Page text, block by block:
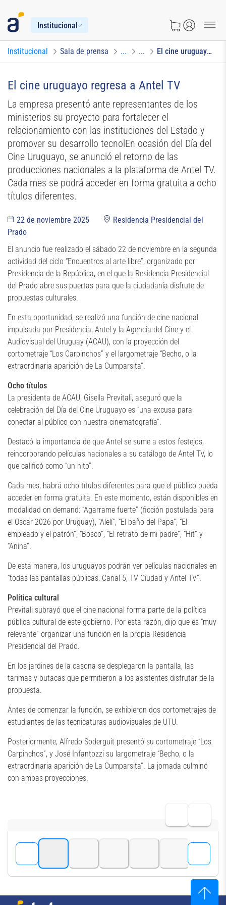
Institucional
Institucional Sala de prensa ... ... El cine uruguayo regresa a Antel TV
El cine uruguayo regresa a Antel TV
La empresa presentó ante representantes de los
ministerios su proyecto para fortalecer el
relacionamiento con las instituciones del Estado y
promover su desarrollo tecnolEn ocasión del Día del
Cine Uruguayo, se anunció el retorno de las
producciones nacionales a la plataforma de Antel TV.
Cada mes se podrá acceder en forma gratuita a ocho
títulos diferentes.
22 de noviembre 2025
Residencia Presidencial del
Prado
El anuncio fue realizado el sábado 22 de noviembre en la segunda
actividad del ciclo “Encuentros al arte libre”, organizado por
Presidencia de la República, en el que la Residencia Presidencial
del Prado abre sus puertas para que la ciudadanía disfrute de
propuestas culturales.
En esta oportunidad, se realizó una función de cine nacional
impulsada por Presidencia, Antel y la Agencia del Cine y el
Audiovisual del Uruguay (ACAU), con la proyección del
cortometraje “Los Carpinchos” y el largometraje “Becho, o la
extraordinaria aparición de La Cumparsita”.
Ocho títulos
La presidenta de ACAU, Gisella Previtali, aseguró que la
celebración del Día del Cine Uruguayo es “una excusa para
conectar al público con nuestra cinematografía”.
Destacó la importancia de que Antel se sume a estos festejos,
reincorporando películas nacionales a su catálogo de Antel TV, lo
que calificó como “un hito”.
Cada mes, habrá ocho títulos diferentes para que el público pueda
acceder en forma gratuita. En este momento, están disponibles en
modalidad on demand: “Agarrame fuerte” (ficción postulada para
el Oscar 2026 por Uruguay), “Alelí”, “El baño del Papa”, “El
empleado y el patrón”, “Bosco”, “El retrato de mi padre”, “Hit” y
“Anina”.
De esta manera, los uruguayos podrán ver películas nacionales en
“todas las pantallas públicas: Canal 5, TV Ciudad y Antel TV”.
Política cultural
Previtali subrayó que el cine nacional forma parte de la política
pública cultural de este gobierno. Por esta razón, dijo que es “muy
relevante” organizar una función en la propia Residencia
Presidencial del Prado.
En los jardines de la casona se desplegaron la pantalla, las
tarimas y butacas que permitieron a los asistentes disfrutar de la
propuesta.
Antes de comenzar la función, se exhibieron dos cortometrajes de
estudiantes de las tecnicaturas audiovisuales de UTU.
Posteriormente, Alfredo Soderguit presentó su cortometraje “Los
Carpinchos”, y José Infantozzi su largometraje “Becho, o la
extraordinaria aparición de La Cumparsita”. La jornada culminó
con ambas proyecciones.